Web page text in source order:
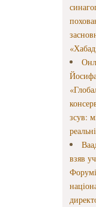
зсув:
взяв
Форумі